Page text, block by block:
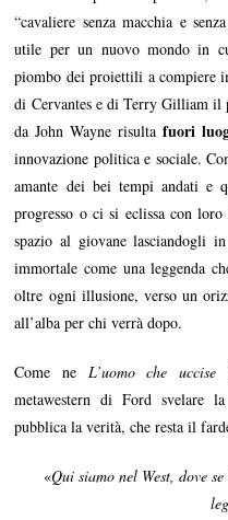
“cavaliere senza macchia e
utile per un nuovo mondo in
piombo dei proiettili a compiere
di Cervantes e di Terry Gilliam il
da John Wayne risultafuori
innovazione politica e sociale.
amante dei bei tempi andati e
progresso o ci si eclissa con
spazio al giovane lasciandogli
immortale come una leggenda
oltre ogni illusione, verso un
all’alba per chi verrà dopo.
Come ne L’uomo che uccise
metawestern di Ford svelare
pubblica la verità, che resta il
«Qui siamo nel West, dove